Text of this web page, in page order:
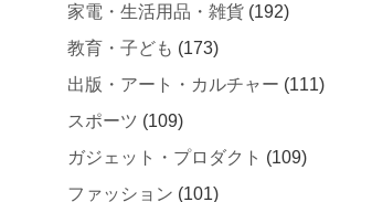
家電・生活用品・雑貨 (192)
教育・子ども (173)
出版・アート・カルチャー (111)
スポーツ (109)
ガジェット・プロダクト (109)
ファッション (101)